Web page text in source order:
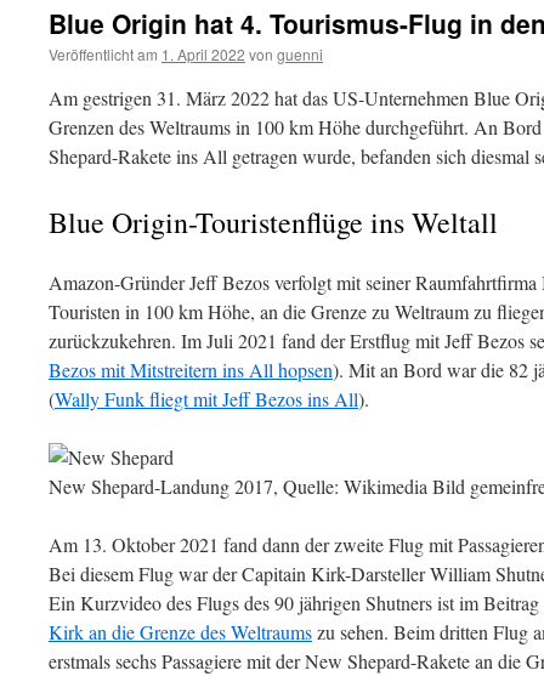
Blue Origin hat 4. Tourismus-Flug in
Veröffentlicht am 1. April 2022 von guenni
Am gestrigen 31. März 2022 hat das US-Unternehmen Blue
Grenzen des Weltraums in 100 km Höhe durchgeführt. An
Shepard-Rakete ins All getragen wurde, befanden sich diesmal
Blue Origin-Touristenflüge ins Weltall
Amazon-Gründer Jeff Bezos verfolgt mit seiner
Touristen in 100 km Höhe, an die Grenze zu Weltraum zu
zurückzukehren. Im Juli 2021 fand der Erstflug mit Jeff Bezos
Bezos mit Mitstreitern ins All hopsen). Mit an Bord war die 82
(Wally Funk fliegt mit Jeff Bezos ins All).
New Shepard-Landung 2017, Quelle: Wikimedia Bild
Am 13. Oktober 2021 fand dann der zweite Flug mit
Bei diesem Flug war der Capitain Kirk-Darsteller William
Ein Kurzvideo des Flugs des 90 jährigen Shutners ist im Beitrag
Kirk an die Grenze des Weltraumszu sehen. Beim dritten Flug
erstmals sechs Passagiere mit der New Shepard-Rakete an die